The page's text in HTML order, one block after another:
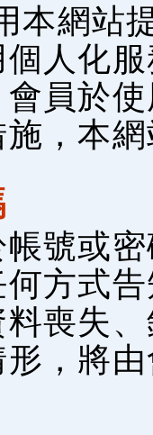
本網站
人化
員於
，本
號或
方式
喪失
，將